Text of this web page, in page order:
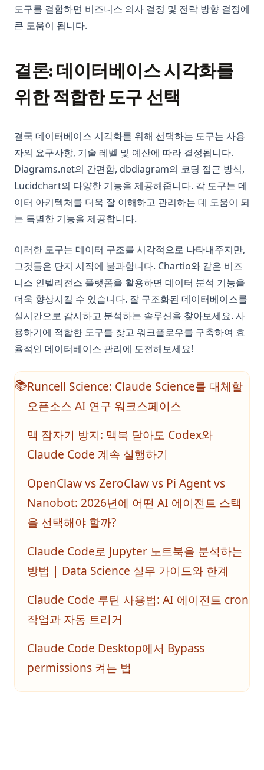
도구를 결합하면 비즈니스 의사 결정 및 전략 방향 결정에
큰 도움이 됩니다.
결론: 데이터베이스 시각화를
위한 적합한 도구 선택
결국 데이터베이스 시각화를 위해 선택하는 도구는 사용
자의 요구사항, 기술 레벨 및 예산에 따라 결정됩니다.
Diagrams.net의 간편함, dbdiagram의 코딩 접근 방식,
Lucidchart의 다양한 기능을 제공해줍니다. 각 도구는 데
이터 아키텍처를 더욱 잘 이해하고 관리하는 데 도움이 되
는 특별한 기능을 제공합니다.
이러한 도구는 데이터 구조를 시각적으로 나타내주지만,
그것들은 단지 시작에 불과합니다. Chartio와 같은 비즈
니스 인텔리전스 플랫폼을 활용하면 데이터 분석 기능을
더욱 향상시킬 수 있습니다. 잘 구조화된 데이터베이스를
실시간으로 감시하고 분석하는 솔루션을 찾아보세요. 사
용하기에 적합한 도구를 찾고 워크플로우를 구축하여 효
율적인 데이터베이스 관리에 도전해보세요!
📚Runcell Science: Claude Science를 대체할
오픈소스 AI 연구 워크스페이스
맥 잠자기 방지: 맥북 닫아도 Codex와
Claude Code 계속 실행하기
OpenClaw vs ZeroClaw vs Pi Agent vs
Nanobot: 2026년에 어떤 AI 에이전트 스택
을 선택해야 할까?
Claude Code로 Jupyter 노트북을 분석하는
방법 | Data Science 실무 가이드와 한계
Claude Code 루틴 사용법: AI 에이전트 cron
작업과 자동 트리거
Claude Code Desktop에서 Bypass
permissions 켜는 법